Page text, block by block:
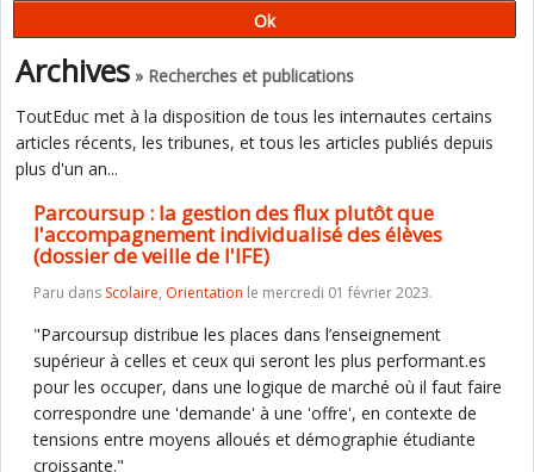
Archives » Recherches et publications
ToutEduc met à la disposition de tous les internautes certains
articles récents, les tribunes, et tous les articles publiés depuis
plus d'un an...
Parcoursup : la gestion des flux plutôt que
l'accompagnement individualisé des élèves
(dossier de veille de l'IFE)
Paru dans Scolaire, Orientation le mercredi 01 février 2023.
"Parcoursup distribue les places dans l’enseignement
supérieur à celles et ceux qui seront les plus performant.es
pour les occuper, dans une logique de marché où il faut faire
correspondre une 'demande' à une 'offre', en contexte de
tensions entre moyens alloués et démographie étudiante
croissante."